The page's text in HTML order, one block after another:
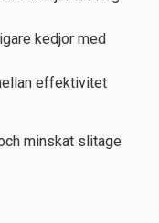
kedjor med
effektivitet
minskat slitage